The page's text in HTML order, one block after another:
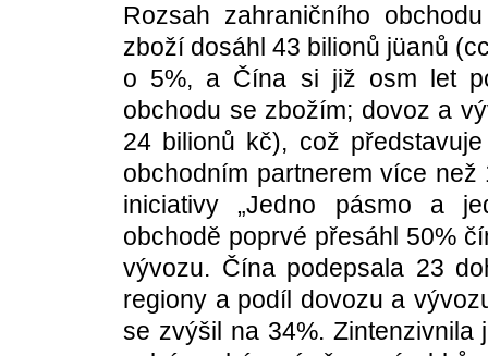
Rozsah zahraničního
zboží dosáhl 43 bilionů jüanů
o 5%, a Čína si již osm let
obchodu se zbožím; dovoz a
24 bilionů kč), což
obchodním partnerem více
iniciativy „Jedno pásmo a
obchodě poprvé přesáhl 50%
vývozu. Čína podepsala 23
regiony a podíl dovozu a
se zvýšil na 34%.